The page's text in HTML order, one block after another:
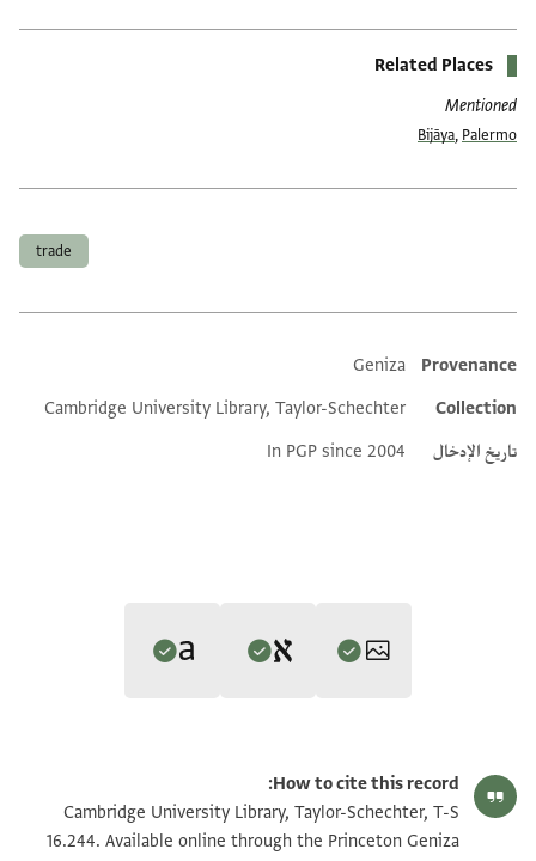
Related Places
Mentioned
Bijāya ,Palermo
trade
Additional metadata
Provenance
Geniza
Collection
Cambridge University Library, Taylor-Schechter
تاريخ الإدخال
In PGP since 2004
In the Kingdom of Ishmael‎(in Hebrew) (Tel Aviv
University, 1997), vol. 4.
תדכרה לברכאת בן כלוף מן
Moshe Gil, In the Kingdom of Ishmael‎ (in Hebrew) (Tel Aviv
University, 1997), vol. 4.
T-S 16.244 1v
How to cite this record:
Cambridge University Library, Taylor-Schechter, T-S
16.244. Available online through the Princeton Geniza